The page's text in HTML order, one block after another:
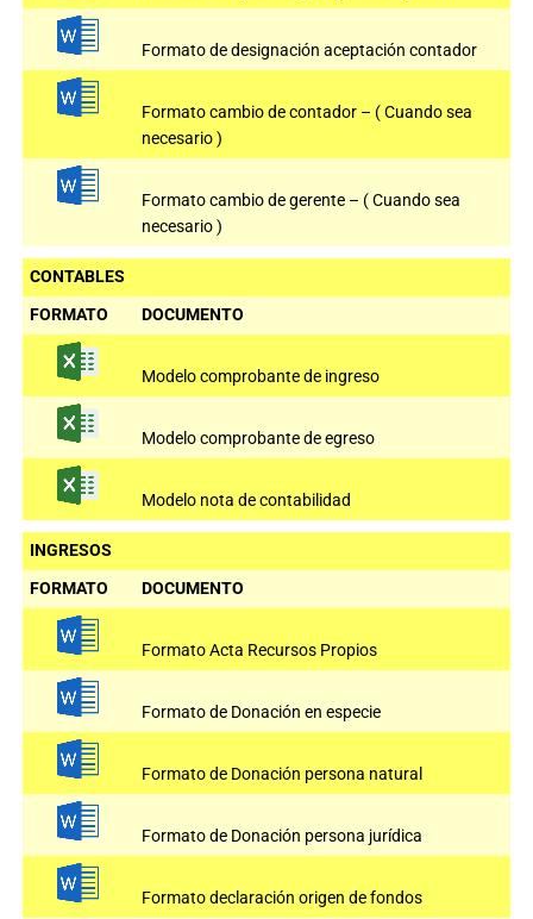
Formato de designación aceptación contador
Formato cambio de contador – ( Cuando sea
necesario )
Formato cambio de gerente – ( Cuando sea
necesario )
CONTABLES
FORMATO
DOCUMENTO
Modelo comprobante de ingreso
Modelo comprobante de egreso
Modelo nota de contabilidad
INGRESOS
FORMATO
DOCUMENTO
Formato Acta Recursos Propios
Formato de Donación en especie
Formato de Donación persona natural
Formato de Donación persona jurídica
Formato declaración origen de fondos